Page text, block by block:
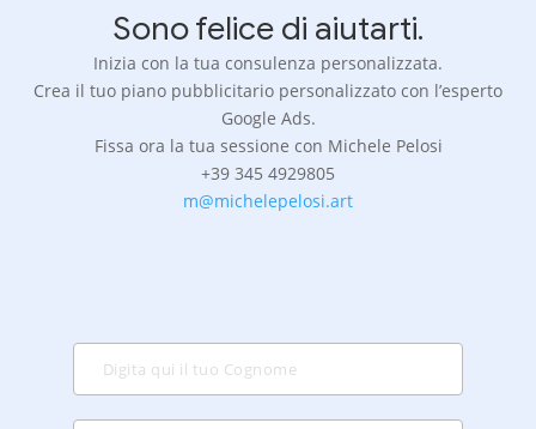
Sono felice di aiutarti.
Inizia con la tua consulenza personalizzata.
Crea il tuo piano pubblicitario personalizzato con l’esperto
Google Ads.
Fissa ora la tua sessione con Michele Pelosi
+39 345 4929805
m@michelepelosi.art